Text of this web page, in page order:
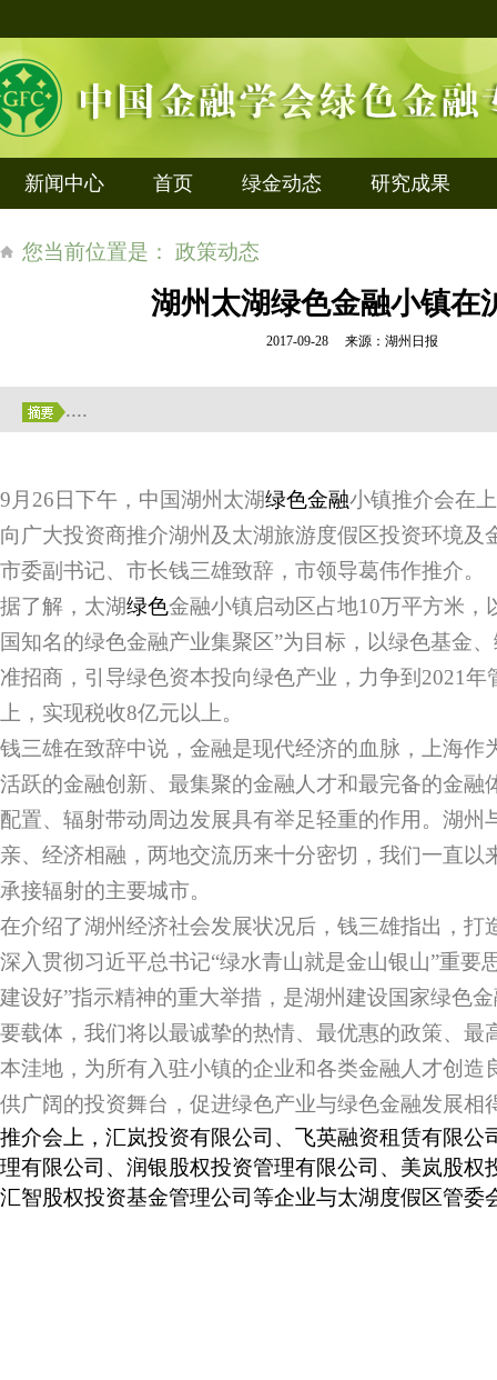
新闻中心 首页 绿金动态 研究成果
您当前位置是： 政策动态
湖州太湖绿色金融小镇在
2017-09-28 来源：湖州日报
....
9月26日下午，中国湖州太湖绿色金融小镇推介会在
向广大投资商推介湖州及太湖旅游度假区投资环境及
市委副书记、市长钱三雄致辞，市领导葛伟作推介。
据了解，太湖绿色金融小镇启动区占地10万平方米，
国知名的绿色金融产业集聚区”为目标，以绿色基金
准招商，引导绿色资本投向绿色产业，力争到2021年
上，实现税收8亿元以上。
钱三雄在致辞中说，金融是现代经济的血脉，上海作
活跃的金融创新、最集聚的金融人才和最完备的金融
配置、辐射带动周边发展具有举足轻重的作用。湖州
亲、经济相融，两地交流历来十分密切，我们一直以
承接辐射的主要城市。
在介绍了湖州经济社会发展状况后，钱三雄指出，打
深入贯彻习近平总书记“绿水青山就是金山银山”重要
建设好”指示精神的重大举措，是湖州建设国家绿色
要载体，我们将以最诚挚的热情、最优惠的政策、最
本洼地，为所有入驻小镇的企业和各类金融人才创造
供广阔的投资舞台，促进绿色产业与绿色金融发展相
推介会上，汇岚投资有限公司、飞英融资租赁有限公
理有限公司、润银股权投资管理有限公司、美岚股权
汇智股权投资基金管理公司等企业与太湖度假区管委